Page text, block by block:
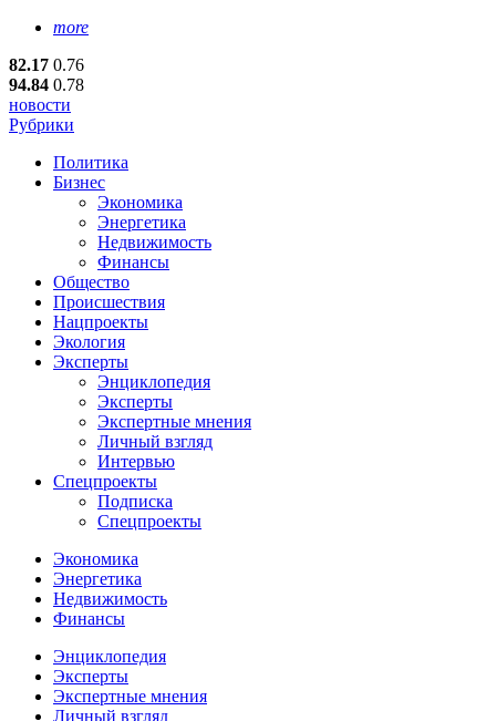
more
82.17 0.76
94.84 0.78
новости
Рубрики
Политика
Бизнес
Экономика
Энергетика
Недвижимость
Финансы
Общество
Происшествия
Нацпроекты
Экология
Эксперты
Энциклопедия
Эксперты
Экспертные мнения
Личный взгляд
Интервью
Спецпроекты
Подписка
Спецпроекты
Экономика
Энергетика
Недвижимость
Финансы
Энциклопедия
Эксперты
Экспертные мнения
Личный взгляд